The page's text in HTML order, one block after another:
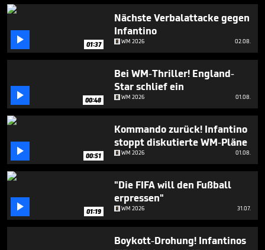
 01:37
Nächste Verbalattacke gegen
Infantino
WM 2026 02.08.
 00:48
Bei WM-Thriller! England-
Star schlief ein
WM 2026 01.08.
 00:51
Kommando zurück! Infantino
stoppt diskutierte WM-Pläne
WM 2026 01.08.
 01:19
"Die FIFA will den Fußball
erpressen"
WM 2026 31.07.
Boykott-Drohung! Infantinos